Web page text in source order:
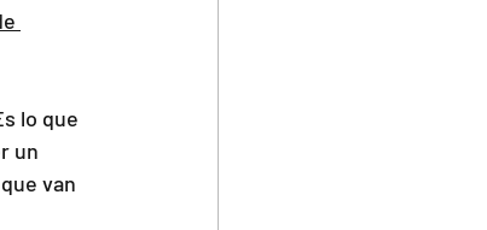
lo que
un
van